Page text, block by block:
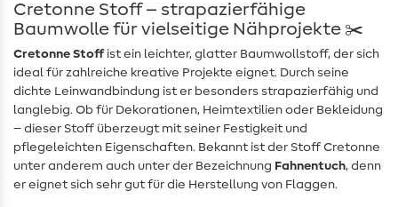
Cretonne Stoff – strapazierfähige
Baumwolle für vielseitige Nähprojekte ✂️
Cretonne Stoffist ein leichter, glatter Baumwollstoff, der sich
ideal für zahlreiche kreative Projekte eignet. Durch seine
dichte Leinwandbindung ist er besonders strapazierfähig und
langlebig. Ob für Dekorationen, Heimtextilien oder Bekleidung
– dieser Stoff überzeugt mit seiner Festigkeit und
pflegeleichten Eigenschaften. Bekannt ist der Stoff Cretonne
unter anderem auch unter der Bezeichnung Fahnentuch, denn
er eignet sich sehr gut für die Herstellung von Flaggen.